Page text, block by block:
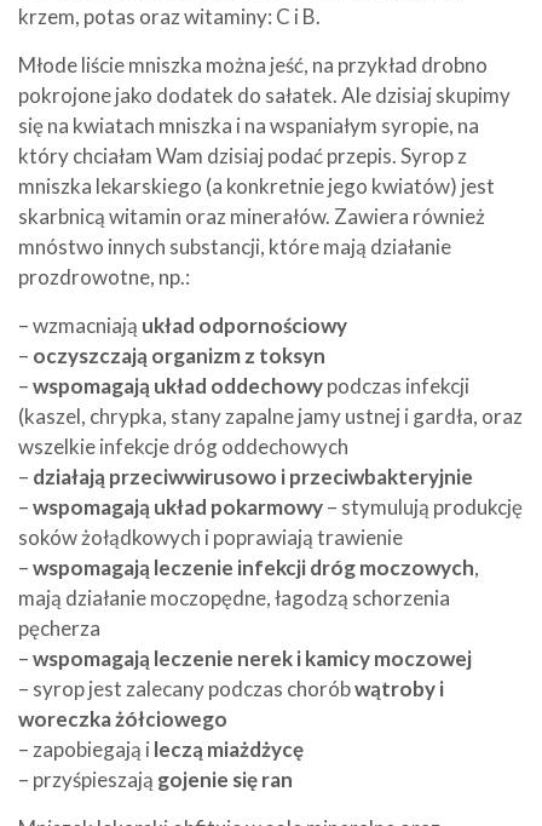
krzem, potas oraz witaminy: C i B.
Młode liście mniszka można jeść, na przykład drobno
pokrojone jako dodatek do sałatek. Ale dzisiaj skupimy
się na kwiatach mniszka i na wspaniałym syropie, na
który chciałam Wam dzisiaj podać przepis. Syrop z
mniszka lekarskiego (a konkretnie jego kwiatów) jest
skarbnicą witamin oraz minerałów. Zawiera również
mnóstwo innych substancji, które mają działanie
prozdrowotne, np.:
– wzmacniają układ odpornościowy
– oczyszczają organizm z toksyn
–wspomagają układ oddechowypodczas infekcji
(kaszel, chrypka, stany zapalne jamy ustnej i gardła, oraz
wszelkie infekcje dróg oddechowych
– działają przeciwwirusowo i przeciwbakteryjnie
–wspomagają układ pokarmowy– stymulują produkcję
soków żołądkowych i poprawiają trawienie
–wspomagają leczenie infekcji dróg moczowych,
mają działanie moczopędne, łagodzą schorzenia
pęcherza
–wspomagają leczenie nerek i kamicy moczowej
– syrop jest zalecany podczas choróbwątroby i
woreczka żółciowego
– zapobiegają i leczą miażdżycę
– przyśpieszają gojenie się ran